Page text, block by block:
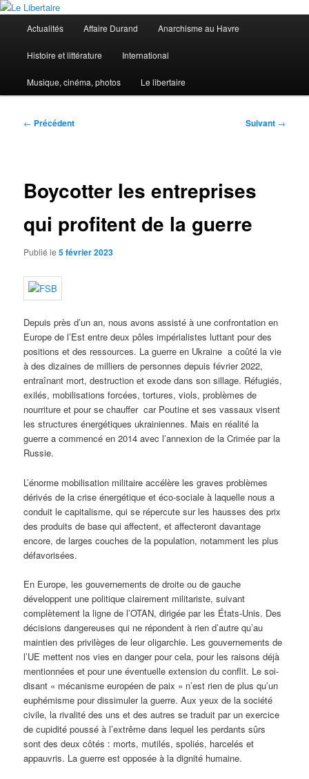
Aller
contenu
principalLe Libertaire
principal
Actualités Affaire Durand Anarchisme au Havre
Histoire et littérature International
Musique, cinéma, photos Le libertaire
Navigation
← Précédent Suivant →
Boycotter les entreprises
qui profitent de la guerre
Publié le5 février 2023
Depuis près d’un an, nous avons assisté à une confrontation en
Europe de l’Est entre deux pôles impérialistes luttant pour des
positions et des ressources. La guerre en Ukraine a coûté la vie
à des dizaines de milliers de personnes depuis février 2022,
entraînant mort, destruction et exode dans son sillage. Réfugiés,
exilés, mobilisations forcées, tortures, viols, problèmes de
nourriture et pour se chauffer car Poutine et ses vassaux visent
les structures énergétiques ukrainiennes. Mais en réalité la
guerre a commencé en 2014 avec l’annexion de la Crimée par la
Russie.
L’énorme mobilisation militaire accélère les graves problèmes
dérivés de la crise énergétique et éco-sociale à laquelle nous a
conduit le capitalisme, qui se répercute sur les hausses des prix
des produits de base qui affectent, et affecteront davantage
encore, de larges couches de la population, notamment les plus
défavorisées.
En Europe, les gouvernements de droite ou de gauche
développent une politique clairement militariste, suivant
complètement la ligne de l’OTAN, dirigée par les États-Unis. Des
décisions dangereuses qui ne répondent à rien d’autre qu’au
maintien des privilèges de leur oligarchie. Les gouvernements de
l’UE mettent nos vies en danger pour cela, pour les raisons déjà
mentionnées et pour une éventuelle extension du conflit. Le soi-
disant « mécanisme européen de paix » n’est rien de plus qu’un
euphémisme pour dissimuler la guerre. Aux yeux de la société
civile, la rivalité des uns et des autres se traduit par un exercice
de cupidité poussé à l’extrême dans lequel les perdants sûrs
sont des deux côtés : morts, mutilés, spoliés, harcelés et
appauvris. La guerre est opposée à la dignité humaine.